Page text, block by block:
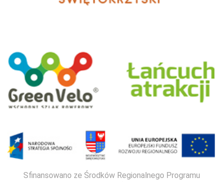
Sfinansowano ze Środków Regionalnego Programu